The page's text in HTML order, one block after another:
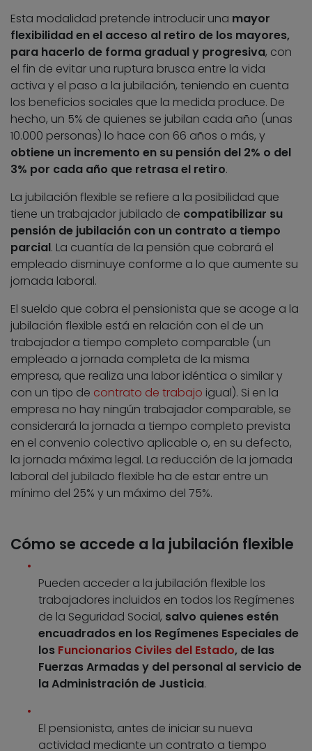
Esta modalidad pretende introducir una mayor
flexibilidad en el acceso al retiro de los mayores,
para hacerlo de forma gradual y progresiva, con
el fin de evitar una ruptura brusca entre la vida
activa y el paso a la jubilación, teniendo en cuenta
los beneficios sociales que la medida produce. De
hecho, un 5% de quienes se jubilan cada año (unas
10.000 personas) lo hace con 66 años o más, y
obtiene un incremento en su pensión del 2% o del
3% por cada año que retrasa el retiro.
La jubilación flexible se refiere a la posibilidad que
tiene un trabajador jubilado de compatibilizar su
pensión de jubilación con un contrato a tiempo
parcial. La cuantía de la pensión que cobrará el
empleado disminuye conforme a lo que aumente su
jornada laboral.
El sueldo que cobra el pensionista que se acoge a la
jubilación flexible está en relación con el de un
trabajador a tiempo completo comparable (un
empleado a jornada completa de la misma
empresa, que realiza una labor idéntica o similar y
con un tipo de contrato de trabajo igual). Si en la
empresa no hay ningún trabajador comparable, se
considerará la jornada a tiempo completo prevista
en el convenio colectivo aplicable o, en su defecto,
la jornada máxima legal. La reducción de la jornada
laboral del jubilado flexible ha de estar entre un
mínimo del 25% y un máximo del 75%.
Cómo se accede a la jubilación flexible
Pueden acceder a la jubilación flexible los
trabajadores incluidos en todos los Regímenes
de la Seguridad Social, salvo quienes estén
encuadrados en los Regímenes Especiales de
los Funcionarios Civiles del Estado, de las
Fuerzas Armadas y del personal al servicio de
la Administración de Justicia.
El pensionista, antes de iniciar su nueva
actividad mediante un contrato a tiempo